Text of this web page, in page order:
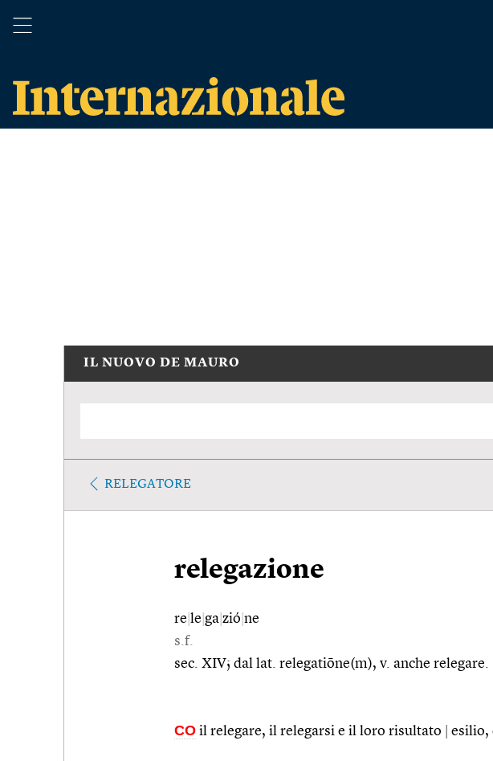
IL NUOVO DE MAURO
RELEGATORE
relegazione
re le ga zió ne
s.f.
sec. XIV; dal lat. relegatiōne(m), v. anche relegare.
CO il relegare, il relegarsi e il loro risultato esilio,